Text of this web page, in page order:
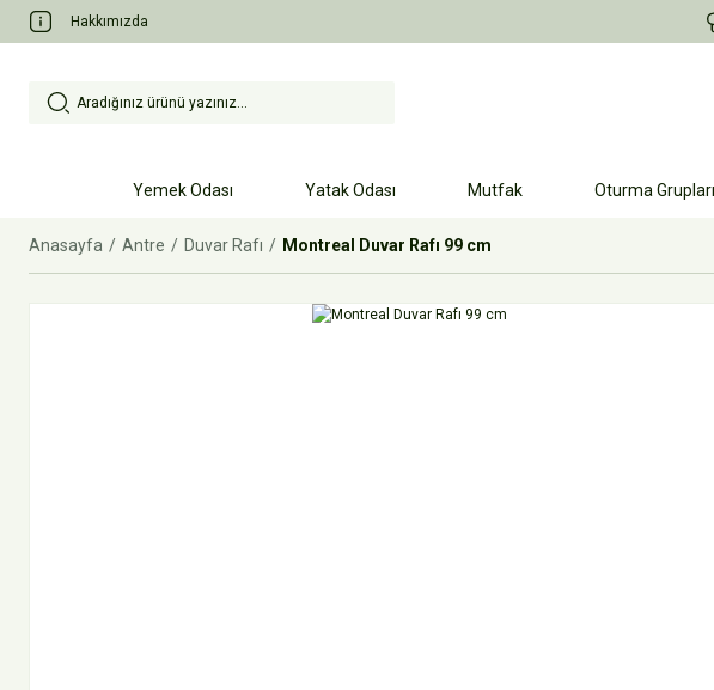
Hakkımızda
Yemek Odası Yatak Odası Mutfak Oturma Grupları
Anasayfa Antre Duvar Rafı Montreal Duvar Rafı 99 cm